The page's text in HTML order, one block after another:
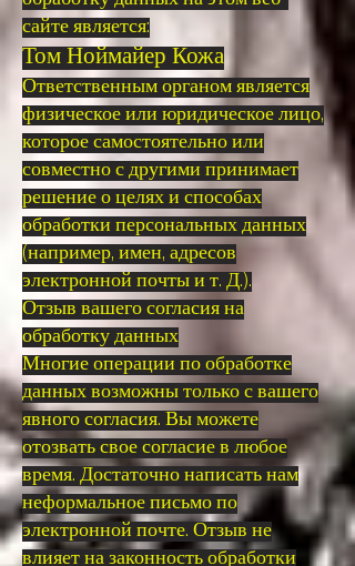
сайте является:
Том Ноймайер Кожа
Ответственным органом является
физическое или юридическое лицо,
которое самостоятельно или
совместно с другими принимает
решение о целях и способах
обработки персональных данных
(например, имен, адресов
электронной почты и т. Д.).
Отзыв вашего согласия на
обработку данных
Многие операции по обработке
данных возможны только с вашего
явного согласия. Вы можете
отозвать свое согласие в любое
время. Достаточно написать нам
неформальное письмо по
электронной почте. Отзыв не
влияет на законность обработки